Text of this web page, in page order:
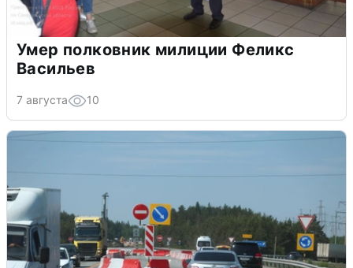
Умер полковник милиции Феликс
Васильев
7 августа 10